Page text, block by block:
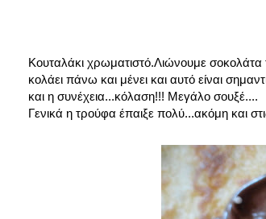
Κουταλάκι χρωματιστό.Λιώνουμε
κολάει πάνω και μένει και αυτό είναι
και η συνέχεια...κόλαση!!! Μεγάλο σουξέ....
Γενικά η τρούφα έπαιξε πολύ...ακόμη και